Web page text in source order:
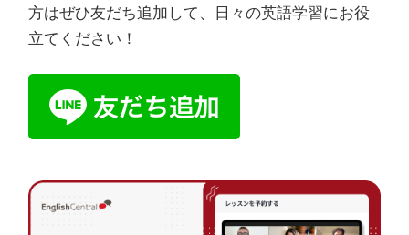
方はぜひ友だち追加して、日々の英語学習にお役
立てください！